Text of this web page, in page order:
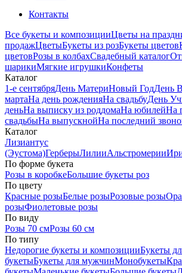
Контакты
Все букеты и композицииЦветы на
продажЦветыБукеты из розБукеты цветов
цветовРозы в колбахСвадебный каталог
шарикиМягкие игрушкиКонфеты
Каталог
1-е сентябряДень МатериНовый ГодДень
мартаНа день рожденияНа свадьбуДень
деньНа выписку из роддомаНа юбилейНа
свадьбыНа выпускнойНа последний
Каталог
Лизиантус
(Эустома)ГерберыЛилииАльстромерии
По форме букета
Розы в коробкеБольшие букеты роз
По цвету
Красные розыБелые розыРозовые розы
розыФиолетовые розы
По виду
Розы 70 смРозы 60 см
По типу
Недорогие букеты и композицииБукеты
букетыБукеты для мужчинМонобукеты